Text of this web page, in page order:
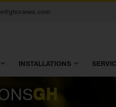
INSTALLATIONS
GH